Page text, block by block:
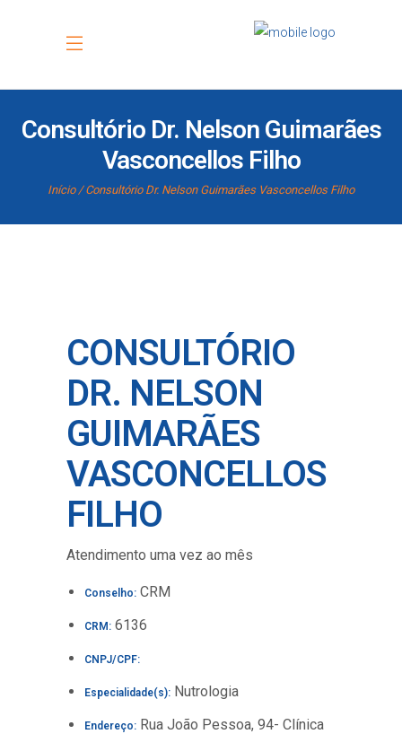
Consultório Dr. Nelson Guimarães
Vasconcellos Filho
Início Consultório Dr. Nelson Guimarães Vasconcellos Filho
CONSULTÓRIO
DR. NELSON
GUIMARÃES
VASCONCELLOS
FILHO
Atendimento uma vez ao mês
Conselho: CRM
CRM: 6136
CNPJ/CPF:
Especialidade(s): Nutrologia
Endereço: Rua João Pessoa, 94- Clínica